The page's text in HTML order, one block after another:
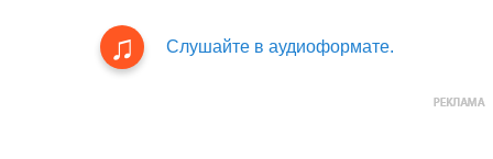
Слушайте в аудиоформате.